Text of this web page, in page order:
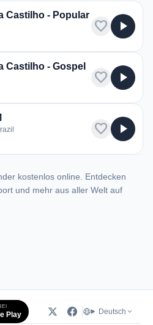
Castilho - Popular
favorite play_arrow
Castilho - Gospel
favorite play_arrow
favorite play_arrow
kostenlos online. Entdecken
und mehr aus aller Welt auf
Play Deutsch